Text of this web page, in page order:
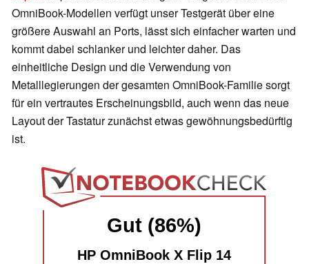
OmniBook-Modellen verfügt unser Testgerät über eine
größere Auswahl an Ports, lässt sich einfacher warten und
kommt dabei schlanker und leichter daher. Das
einheitliche Design und die Verwendung von
Metalllegierungen der gesamten OmniBook-Familie sorgt
für ein vertrautes Erscheinungsbild, auch wenn das neue
Layout der Tastatur zunächst etwas gewöhnungsbedürftig
ist.
Gut (86%)
HP OmniBook X Flip 14